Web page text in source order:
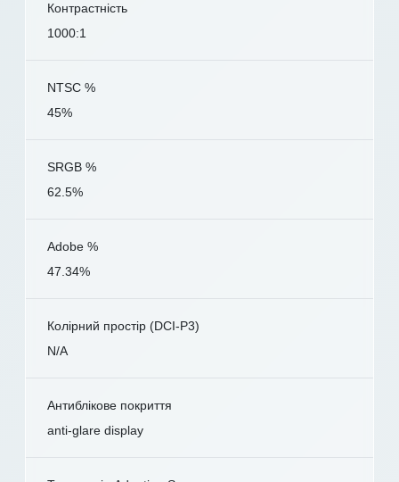
Контрастність
1000:1
NTSC %
45%
SRGB %
62.5%
Adobe %
47.34%
Колірний простір (DCI-P3)
N/A
Антиблікове покриття
anti-glare display